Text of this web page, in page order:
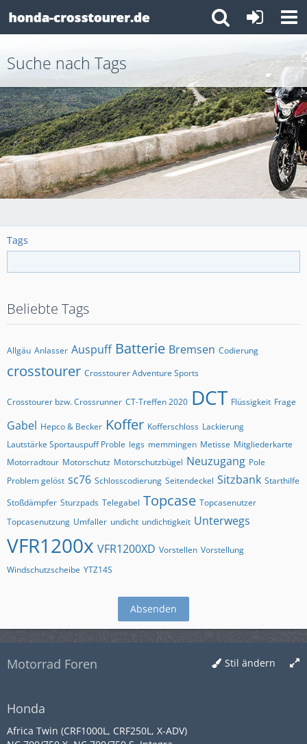
Suche nach Tags
Tags
Beliebte Tags
Allgäu Anlasser Auspuff Batterie Bremsen Codierung
crosstourer Crosstourer Adventure Sports
Crosstourer bzw. Crossrunner CT-Treffen 2020 DCT Flüssigkeit Frage
Gabel Hepco & Becker Koffer Kofferschloss Lackierung
Lautstärke Sportauspuff Proble legs memmingen Metisse Mitgliederkarte
Motorradtour Motorschutz Motorschutzbügel Neuzugang Pole
Problem gelöst sc76 Schlosscodierung Seitendeckel Sitzbank Starthilfe
Stoßdämpfer Sturzpads Telegabel Topcase Topcasenutzer
Topcasenutzung Umfaller undicht undichtigkeit Unterwegs
VFR1200x VFR1200XD Vorstellen Vorstellung
Windschutzscheibe YTZ14S
Stil ändern
Motorrad Foren
Honda
Africa Twin (CRF1000L, CRF250L, X-ADV)